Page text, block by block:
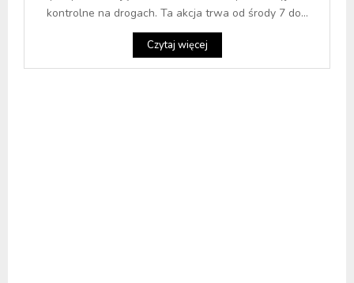
kontrolne na drogach. Ta akcja trwa od środy 7 do...
Czytaj więcej